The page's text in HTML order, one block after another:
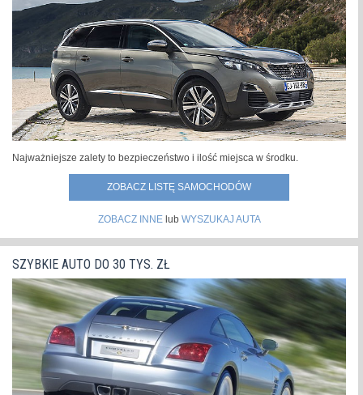
Najważniejsze zalety to bezpieczeństwo i ilość miejsca w środku.
ZOBACZ LISTĘ SAMOCHODÓW
ZOBACZ INNElub WYSZUKAJ AUTA
SZYBKIE AUTO DO 30 TYS. ZŁ